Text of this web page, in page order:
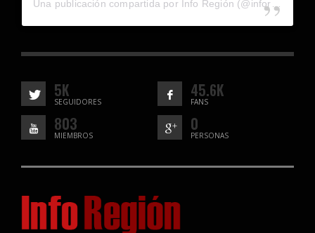
5K
SEGUIDORES
45.6K
FANS
803
MIEMBROS
0
PERSONAS